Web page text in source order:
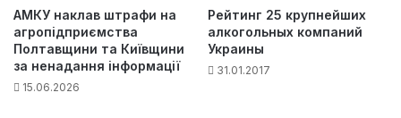
АМКУ наклав штрафи на
агропідприємства
Полтавщини та Київщини
за ненадання інформації
15.06.2026
Рейтинг 25 крупнейших
алкогольных компаний
Украины
31.01.2017